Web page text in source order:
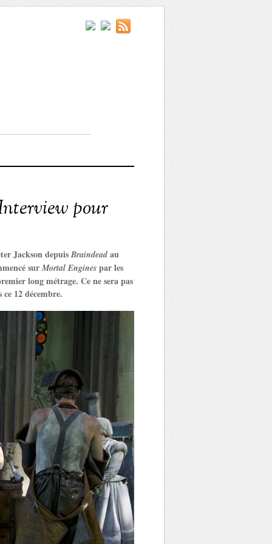
pour
Jackson depuis Braindead au
surMortal Engines par les
long métrage. Ce ne sera pas
12 décembre.